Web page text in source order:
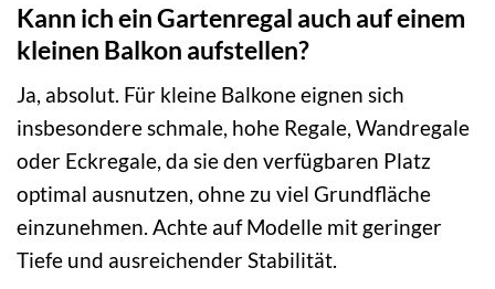
Kann ich ein Gartenregal auch auf einem
kleinen Balkon aufstellen?
Ja, absolut. Für kleine Balkone eignen sich
insbesondere schmale, hohe Regale, Wandregale
oder Eckregale, da sie den verfügbaren Platz
optimal ausnutzen, ohne zu viel Grundfläche
einzunehmen. Achte auf Modelle mit geringer
Tiefe und ausreichender Stabilität.